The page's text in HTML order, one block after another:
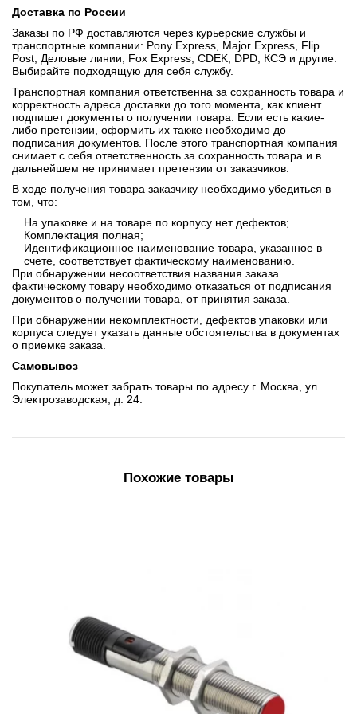
Доставка по России
Заказы по РФ доставляются через курьерские службы и
транспортные компании: Pony Express, Major Express, Flip
Post, Деловые линии, Fox Express, CDEK, DPD, КСЭ и другие.
Выбирайте подходящую для себя службу.
Транспортная компания ответственна за сохранность товара и
корректность адреса доставки до того момента, как клиент
подпишет документы о получении товара. Если есть какие-
либо претензии, оформить их также необходимо до
подписания документов. После этого транспортная компания
снимает с себя ответственность за сохранность товара и в
дальнейшем не принимает претензии от заказчиков.
В ходе получения товара заказчику необходимо убедиться в
том, что:
На упаковке и на товаре по корпусу нет дефектов;
Комплектация полная;
Идентификационное наименование товара, указанное в
счете, соответствует фактическому наименованию.
При обнаружении несоответствия названия заказа
фактическому товару необходимо отказаться от подписания
документов о получении товара, от принятия заказа.
При обнаружении некомплектности, дефектов упаковки или
корпуса следует указать данные обстоятельства в документах
о приемке заказа.
Самовывоз
Покупатель может забрать товары по адресу г. Москва, ул.
Электрозаводская, д. 24.
Похожие товары